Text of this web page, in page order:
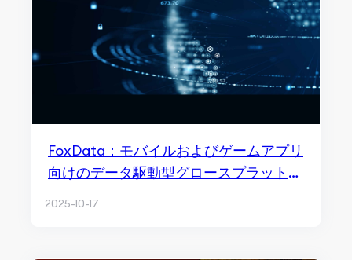
FoxData：モバイルおよびゲームアプリ
向けのデータ駆動型グロースプラットフ
2025-10-17